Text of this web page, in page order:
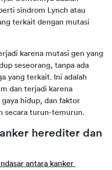
sindrom Lynch atau
terkait dengan mutasi
karena mutasi gen yang
seseorang, tanpa ada
yang terkait. Ini adalah
dan terjadi karena
hidup, dan faktor
secara turun-temurun.
herediter dan
antara kanker